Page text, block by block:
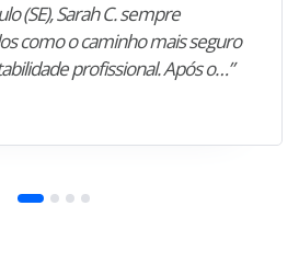
(SE), Sarah C. sempre
como o caminho mais seguro
profissional. Após o…”